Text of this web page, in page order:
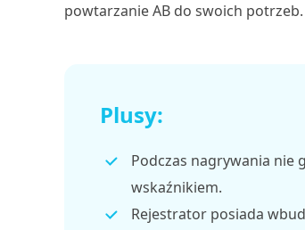
powtarzanie AB do swoich potrzeb.
Plusy:
Podczas nagrywania nie
wskaźnikiem.
Rejestrator posiada